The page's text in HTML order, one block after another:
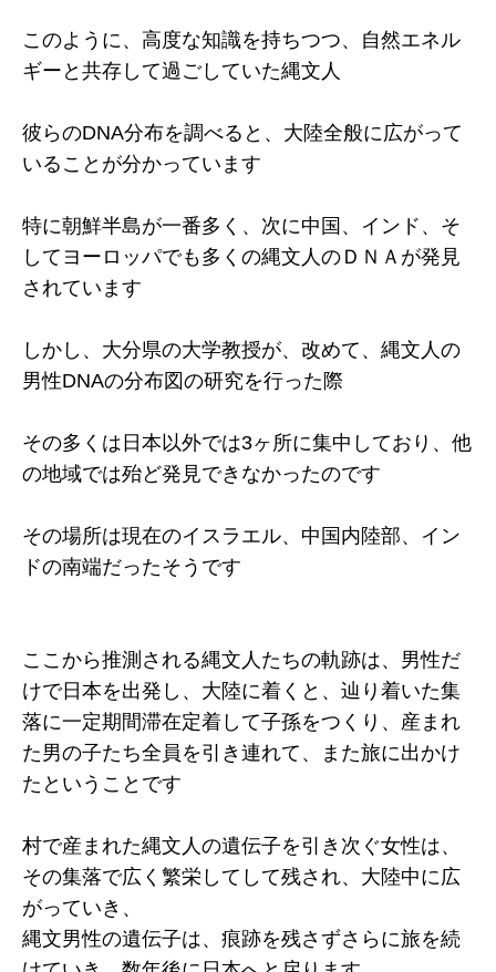
このように、高度な知識を持ちつつ、自然エネル
ギーと共存して過ごしていた縄文人
彼らのDNA分布を調べると、大陸全般に広がって
いることが分かっています
特に朝鮮半島が一番多く、次に中国、インド、そ
してヨーロッパでも多くの縄文人のＤＮＡが発見
されています
しかし、大分県の大学教授が、改めて、縄文人の
男性DNAの分布図の研究を行った際
その多くは日本以外では3ヶ所に集中しており、他
の地域では殆ど発見できなかったのです
その場所は現在のイスラエル、中国内陸部、イン
ドの南端だったそうです
ここから推測される縄文人たちの軌跡は、男性だ
けで日本を出発し、大陸に着くと、辿り着いた集
落に一定期間滞在定着して子孫をつくり、産まれ
た男の子たち全員を引き連れて、また旅に出かけ
たということです
村で産まれた縄文人の遺伝子を引き次ぐ女性は、
その集落で広く繁栄してして残され、大陸中に広
がっていき、
縄文男性の遺伝子は、痕跡を残さずさらに旅を続